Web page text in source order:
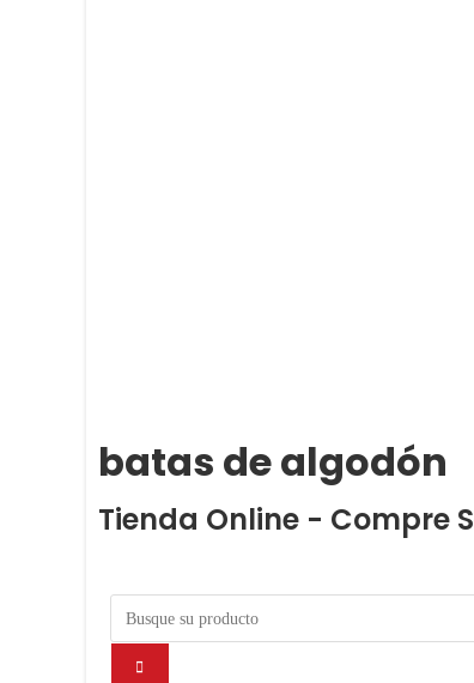
batas de algodón
Tienda Online - Compre